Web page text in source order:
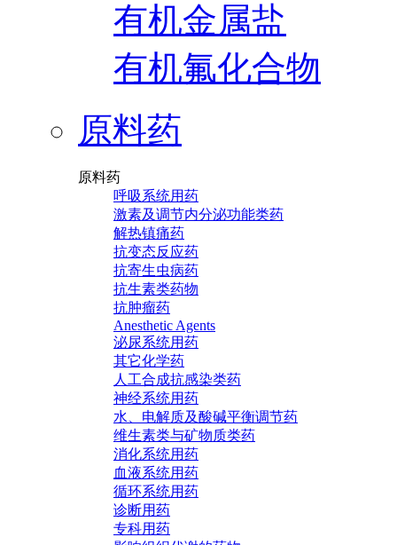
有机金属盐
有机氟化合物
原料药
原料药
呼吸系统用药
激素及调节内分泌功能类药
解热镇痛药
抗变态反应药
抗寄生虫病药
抗生素类药物
抗肿瘤药
Anesthetic Agents
泌尿系统用药
其它化学药
人工合成抗感染类药
神经系统用药
水、电解质及酸碱平衡调节药
维生素类与矿物质类药
消化系统用药
血液系统用药
循环系统用药
诊断用药
专科用药